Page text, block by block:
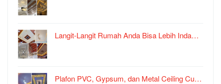
Langit-Langit Rumah Anda Bisa Lebih Inda…
Plafon PVC, Gypsum, dan Metal Ceiling Cu…